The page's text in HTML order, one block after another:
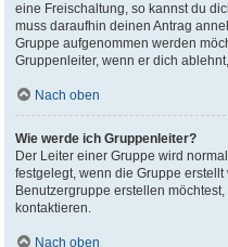
eine Freischaltung, so kannst du
muss daraufhin deinen Antrag
Gruppe aufgenommen werden
Gruppenleiter, wenn er dich
Nach oben
Wie werde ich Gruppenleiter?
Der Leiter einer Gruppe wird
festgelegt, wenn die Gruppe
Benutzergruppe erstellen
kontaktieren.
Nach oben